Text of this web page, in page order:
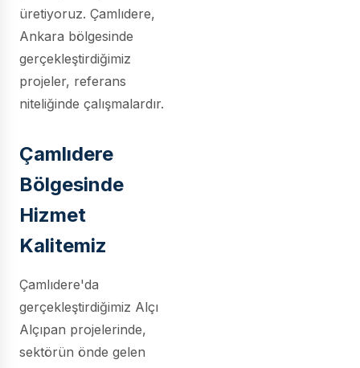
üretiyoruz. Çamlıdere,
Ankara bölgesinde
gerçekleştirdiğimiz
projeler, referans
niteliğinde çalışmalardır.
Çamlıdere
Bölgesinde
Hizmet
Kalitemiz
Çamlıdere'da
gerçekleştirdiğimiz Alçı
Alçıpan projelerinde,
sektörün önde gelen